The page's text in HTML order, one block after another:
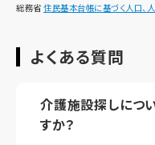
総務省住民基本台帳に基づく人口、
よくある質問
介護施設探しにつ
すか？